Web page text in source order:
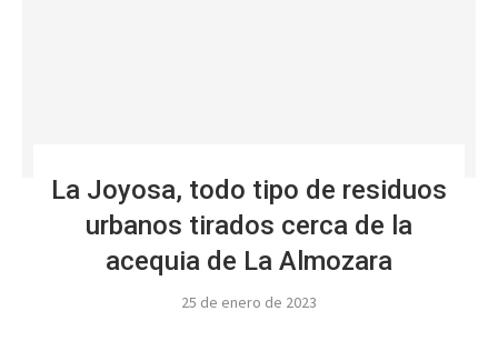
La Joyosa, todo tipo de residuos
urbanos tirados cerca de la
acequia de La Almozara
25 de enero de 2023